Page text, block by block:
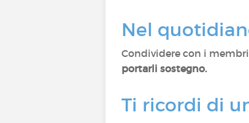
Nel
Condividere con i
portarli sostegno.
Ti ricordi di